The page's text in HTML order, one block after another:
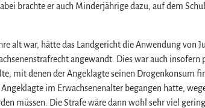
brachte er auch Minderjährige dazu, auf dem
alt war, hätte das Landgericht die Anwendung von
angewandt. Dies war auch insofern
mit denen der Angeklagte seinen Drogenkonsum
im Erwachsenenalter begangen hatte,
müssen. Die Strafe wäre dann wohl sehr viel